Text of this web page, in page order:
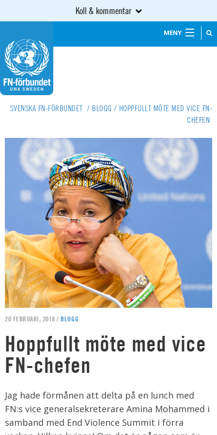
Koll & kommentar
MENY
SVENSKA FN-FÖRBUNDET / BLOGG / HOPPFULLT MÖTE MED VICE FN-
CHEFEN
20 FEBRUARI, 2018 / BLOGG
Hoppfullt möte med vice
FN-chefen
Jag hade förmånen att delta på en lunch med
FN:s vice generalsekreterare Amina Mohammed i
samband med End Violence Summit i förra